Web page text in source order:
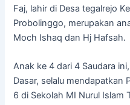
Faj, lahir di Desa tegalrejo
Probolinggo, merupakan
Moch Ishaq dan Hj Hafsah.
Anak ke 4 dari 4 Saudara
Dasar, selalu mendapatkan
6 di Sekolah MI Nurul Islam